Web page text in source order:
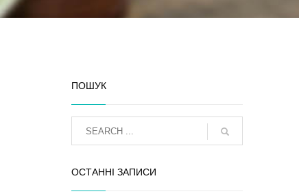
ПОШУК
ОСТАННІ ЗАПИСИ